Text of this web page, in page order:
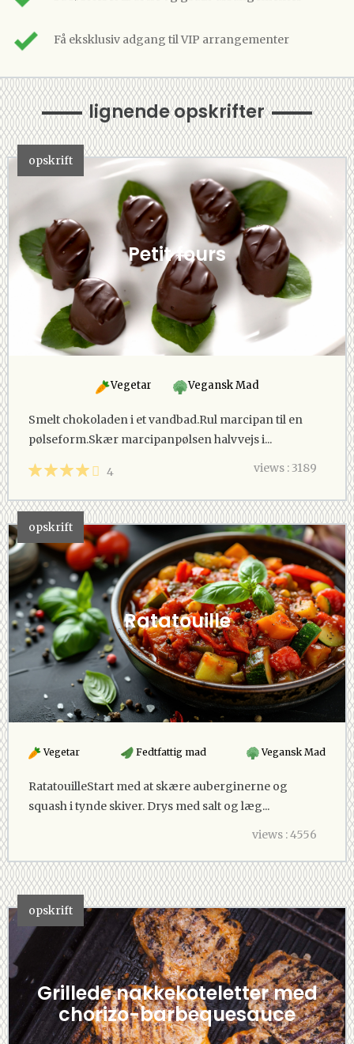
Få eksklusiv adgang til VIP arrangementer
lignende opskrifter
opskrift
Petit fours
Vegetar Vegansk Mad
Smelt chokoladen i et vandbad.Rul marcipan til en
pølseform.Skær marcipanpølsen halvvejs i...
4 views : 3189
opskrift
Ratatouille
Vegetar Fedtfattig mad Vegansk Mad
RatatouilleStart med at skære auberginerne og
squash i tynde skiver. Drys med salt og læg...
views : 4556
opskrift
Grillede nakkekoteletter med
chorizo-barbequesauce